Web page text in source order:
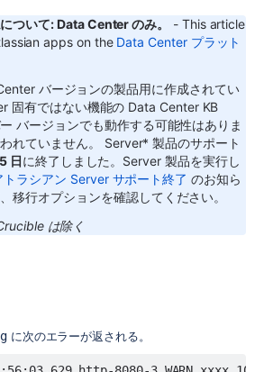
ついて: Data Center のみ。
- This article
apps on the Data Center プラット
バージョンの製品用に作成されてい
固有ではない機能の Data Center KB
バージョンでも動作する可能性はありま
れていません。 Server* 製品のサポート
日に終了しました。Server 製品を実行し
トラシアン Server サポート終了 のお知ら
移行オプションを確認してください。
は除く
に次のエラーが返される。